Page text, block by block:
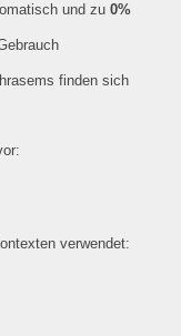
und zu 0%
finden sich
verwendet: